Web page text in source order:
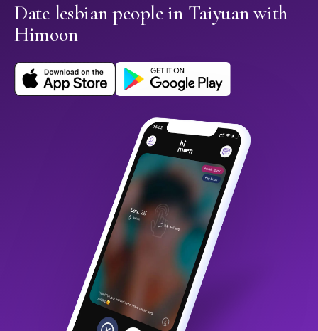
Date lesbian people in Taiyuan with
Himoon